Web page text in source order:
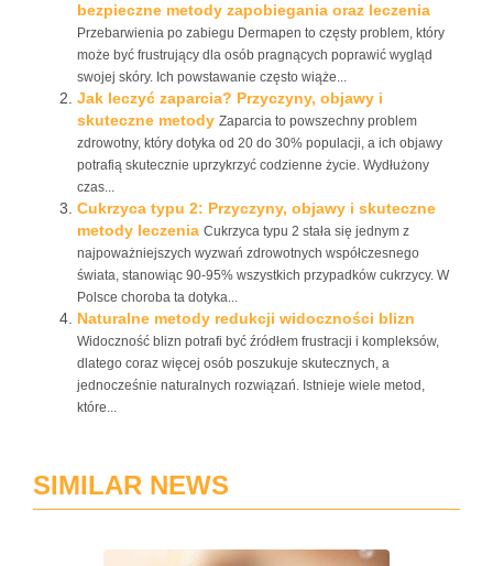
bezpieczne metody zapobiegania oraz leczenia
Przebarwienia po zabiegu Dermapen to częsty problem, który
może być frustrujący dla osób pragnących poprawić wygląd
swojej skóry. Ich powstawanie często wiąże...
Jak leczyć zaparcia? Przyczyny, objawy i
skuteczne metody Zaparcia to powszechny problem
zdrowotny, który dotyka od 20 do 30% populacji, a ich objawy
potrafią skutecznie uprzykrzyć codzienne życie. Wydłużony
czas...
Cukrzyca typu 2: Przyczyny, objawy i skuteczne
metody leczenia Cukrzyca typu 2 stała się jednym z
najpoważniejszych wyzwań zdrowotnych współczesnego
świata, stanowiąc 90-95% wszystkich przypadków cukrzycy. W
Polsce choroba ta dotyka...
Naturalne metody redukcji widoczności blizn
Widoczność blizn potrafi być źródłem frustracji i kompleksów,
dlatego coraz więcej osób poszukuje skutecznych, a
jednocześnie naturalnych rozwiązań. Istnieje wiele metod,
które...
SIMILAR NEWS